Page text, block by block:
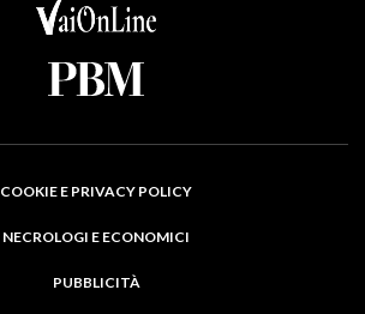
COOKIE E PRIVACY POLICY
NECROLOGI E ECONOMICI
PUBBLICITÀ